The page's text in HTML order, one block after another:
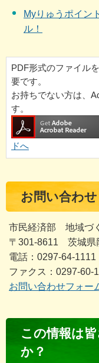
Myりゅうポイン
ル！
PDF形式のファイル
要です。
お持ちでない方は、
す。
ドへ
お問い合わせ
市民経済部 地域づ
〒301-8611 茨城県
電話：0297-64-1111
ファクス：0297-60-
お問い合わせフォー
ン
この情報は
か？